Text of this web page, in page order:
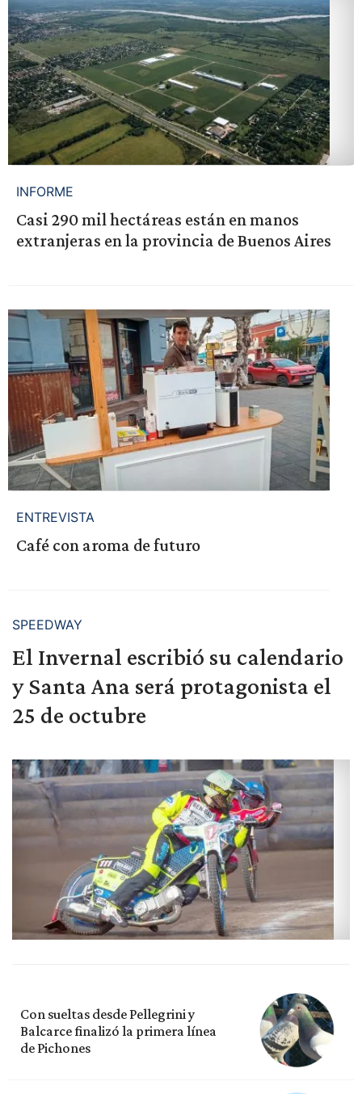
INFORME
Casi 290 mil hectáreas están en manos
extranjeras en la provincia de Buenos Aires
ENTREVISTA
Café con aroma de futuro
SPEEDWAY
El Invernal escribió su calendario
y Santa Ana será protagonista el
25 de octubre
Con sueltas desde Pellegrini y
Balcarce finalizó la primera línea
de Pichones